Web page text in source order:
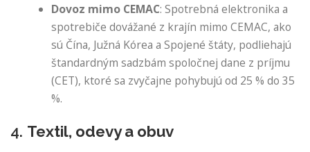
Dovoz mimo CEMAC: Spotrebná elektronika a
spotrebiče dovážané z krajín mimo CEMAC, ako
sú Čína, Južná Kórea a Spojené štáty, podliehajú
štandardným sadzbám spoločnej dane z príjmu
(CET), ktoré sa zvyčajne pohybujú od 25 % do 35
%.
4. Textil, odevy a obuv